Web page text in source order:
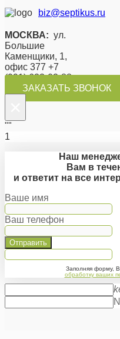
biz@septikus.ru
МОСКВА: ул.
Большие
Каменщики, 1,
офис 377 +7
(991) 623-02-88
ЗАКАЗАТЬ ЗВОНОК
""
1
Наш
Вам в
и ответит на все
Ваше имя
Ваш телефон
Отправить
Заполняя форму,
обработку ваших